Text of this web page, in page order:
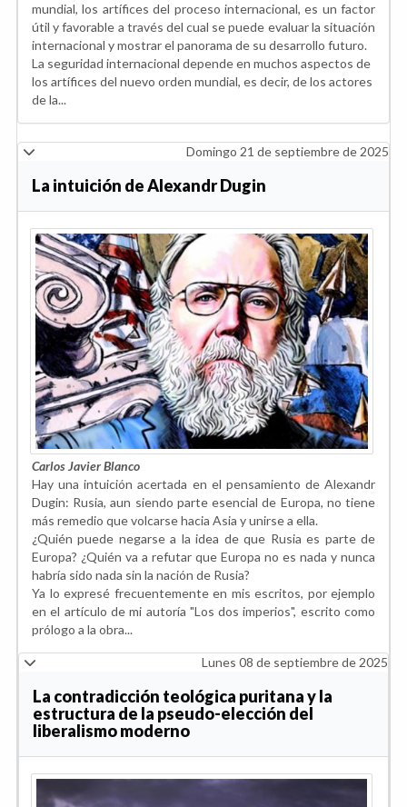
mundial, los artífices del proceso internacional, es un factor
útil y favorable a través del cual se puede evaluar la situación
internacional y mostrar el panorama de su desarrollo futuro.
La seguridad internacional depende en muchos aspectos de
los artífices del nuevo orden mundial, es decir, de los actores
de la...
Domingo 21 de septiembre de 2025
La intuición de Alexandr Dugin
Carlos Javier Blanco
Hay una intuición acertada en el pensamiento de Alexandr
Dugin: Rusia, aun siendo parte esencial de Europa, no tiene
más remedio que volcarse hacia Asia y unirse a ella.
¿Quién puede negarse a la idea de que Rusia es parte de
Europa? ¿Quién va a refutar que Europa no es nada y nunca
habría sido nada sin la nación de Rusia?
Ya lo expresé frecuentemente en mis escritos, por ejemplo
en el artículo de mi autoría "Los dos imperios", escrito como
prólogo a la obra...
Lunes 08 de septiembre de 2025
La contradicción teológica puritana y la
estructura de la pseudo-elección del
liberalismo moderno